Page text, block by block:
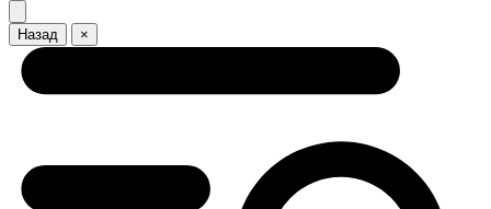
Назад ×